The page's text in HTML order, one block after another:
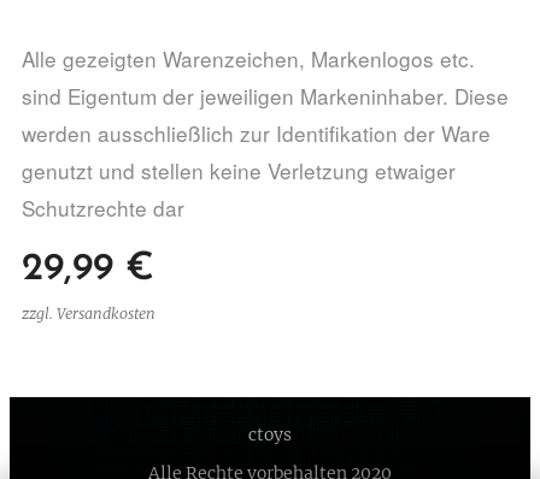
Alle gezeigten Warenzeichen, Markenlogos etc.
sind Eigentum der jeweiligen Markeninhaber. Diese
werden ausschließlich zur Identifikation der Ware
genutzt und stellen keine Verletzung etwaiger
Schutzrechte dar
29,99 €
zzgl. Versandkosten
ctoys
Alle Rechte vorbehalten 2020